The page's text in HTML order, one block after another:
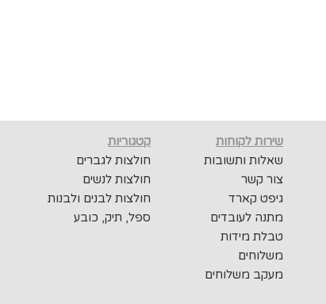
קטגוריות
חולצות לגברים
חולצות לנשים
חולצות לבנים ולבנות
ספל, תיק, כובע
שירות לקוחות
שאלות ותשובות
צור קשר
גיפט קארד
מתנה לעובדים
טבלת מידות
משלוחים
מעקב משלוחים